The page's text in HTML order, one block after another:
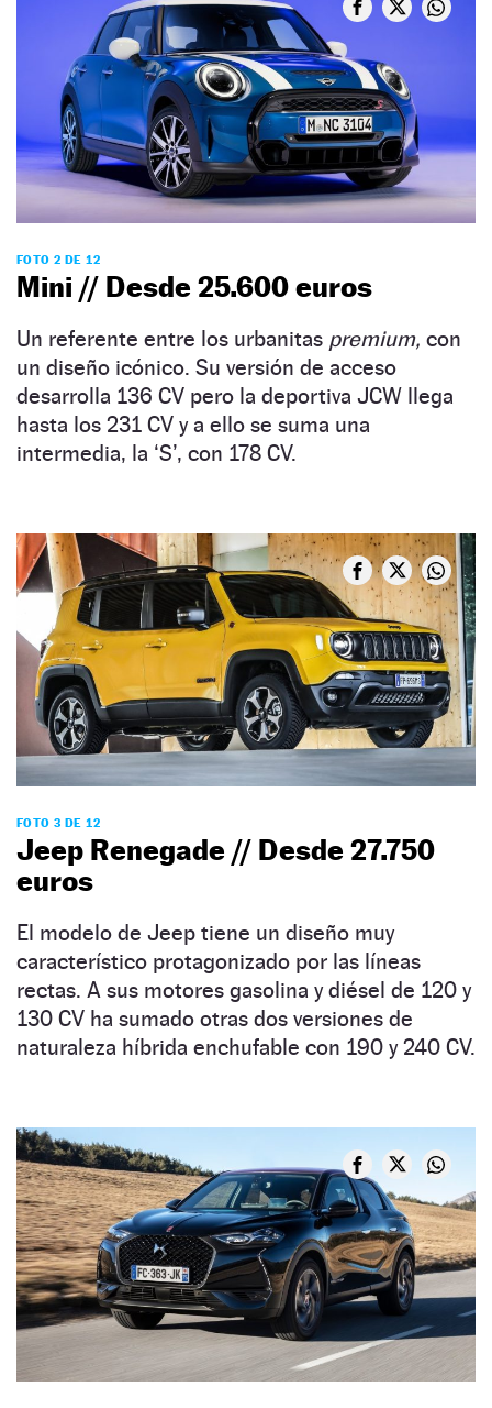
FOTO 2 DE 12
Mini // Desde 25.600 euros
Un referente entre los urbanitas premium, con
un diseño icónico. Su versión de acceso
desarrolla 136 CV pero la deportiva JCW llega
hasta los 231 CV y a ello se suma una
intermedia, la ‘S’, con 178 CV.
FOTO 3 DE 12
Jeep Renegade // Desde 27.750
euros
El modelo de Jeep tiene un diseño muy
característico protagonizado por las líneas
rectas. A sus motores gasolina y diésel de 120 y
130 CV ha sumado otras dos versiones de
naturaleza híbrida enchufable con 190 y 240 CV.